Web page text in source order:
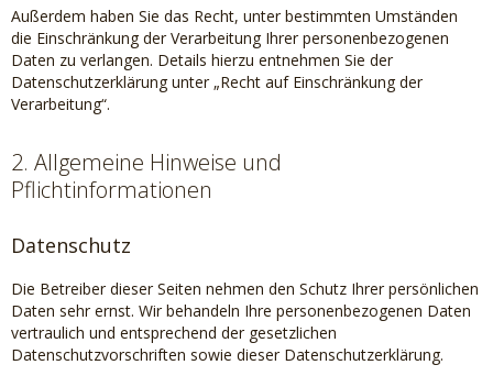
Außerdem haben Sie das Recht, unter bestimmten Umständen
die Einschränkung der Verarbeitung Ihrer personenbezogenen
Daten zu verlangen. Details hierzu entnehmen Sie der
Datenschutzerklärung unter „Recht auf Einschränkung der
Verarbeitung“.
2. Allgemeine Hinweise und
Pflichtinformationen
Datenschutz
Die Betreiber dieser Seiten nehmen den Schutz Ihrer persönlichen
Daten sehr ernst. Wir behandeln Ihre personenbezogenen Daten
vertraulich und entsprechend der gesetzlichen
Datenschutzvorschriften sowie dieser Datenschutzerklärung.